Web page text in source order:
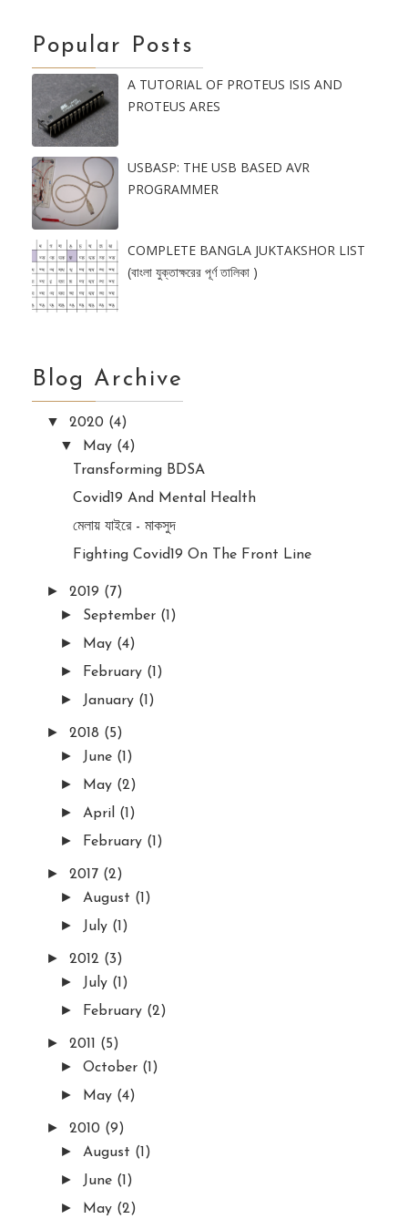
Popular Posts
A TUTORIAL OF PROTEUS ISIS AND
PROTEUS ARES
USBASP: THE USB BASED AVR
PROGRAMMER
COMPLETE BANGLA JUKTAKSHOR LIST
(বাংলা যুক্তাক্ষরের পূর্ণ তালিকা )
Blog Archive
▼ 2020 (4)
▼
May (4)
Transforming BDSA
Covid19 And Mental Health
মেলায় যাইরে - মাকসুদ
Fighting Covid19 On The Front Line
► 2019 (7)
►
September (1)
►
May (4)
►
February (1)
►
January (1)
► 2018 (5)
►
June (1)
►
May (2)
►
April (1)
►
February (1)
► 2017 (2)
►
August (1)
►
July (1)
► 2012 (3)
►
July (1)
►
February (2)
► 2011 (5)
►
October (1)
►
May (4)
► 2010 (9)
►
August (1)
►
June (1)
►
May (2)